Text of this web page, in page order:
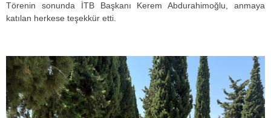
Törenin sonunda İTB Başkanı Kerem Abdurahimoğlu, anmaya
katılan herkese teşekkür etti.